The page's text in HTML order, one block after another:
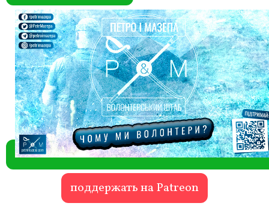
поддержать на Patreon